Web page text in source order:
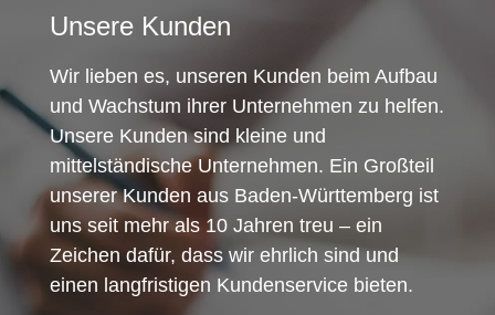
Unsere Kunden
Wir lieben es, unseren Kunden beim Aufbau
und Wachstum ihrer Unternehmen zu helfen.
Unsere Kunden sind kleine und
mittelständische Unternehmen. Ein Großteil
unserer Kunden aus Baden-Württemberg ist
uns seit mehr als 10 Jahren treu – ein
Zeichen dafür, dass wir ehrlich sind und
einen langfristigen Kundenservice bieten.